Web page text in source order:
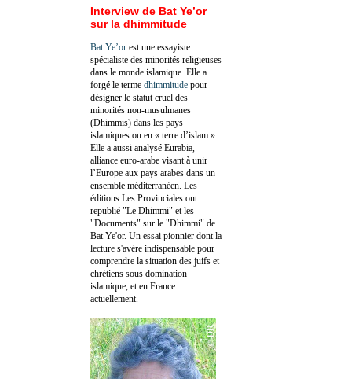
Interview de Bat Ye’or
sur la dhimmitude
Bat Ye’or est une essayiste
spécialiste des minorités religieuses
dans le monde islamique. Elle a
forgé le terme dhimmitude pour
désigner le statut cruel des
minorités non-musulmanes
(Dhimmis) dans les pays
islamiques ou en « terre d’islam ».
Elle a aussi analysé Eurabia,
alliance euro-arabe visant à unir
l’Europe aux pays arabes dans un
ensemble méditerranéen. Les
éditions Les Provinciales ont
republié "Le Dhimmi" et les
"Documents" sur le "Dhimmi" de
Bat Ye'or. Un essai pionnier dont la
lecture s'avère indispensable pour
comprendre la situation des juifs et
chrétiens sous domination
islamique, et en France
actuellement.